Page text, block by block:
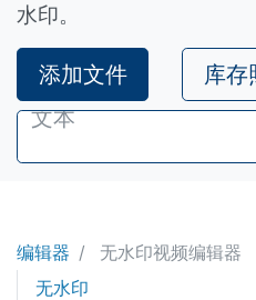
水印。
添加文件 库存
编辑器
无水印视频编辑器
无水印